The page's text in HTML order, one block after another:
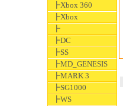
┣Xbox 360
┣Xbox
┣
┣DC
┣SS
┣MD_GENESIS
┣MARK 3
┣SG1000
┣WS